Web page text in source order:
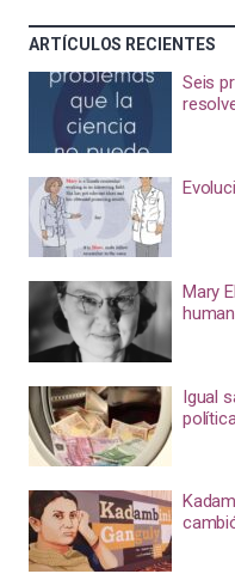
ARTÍCULOS RECIENTES
Seis
Mary
Igual